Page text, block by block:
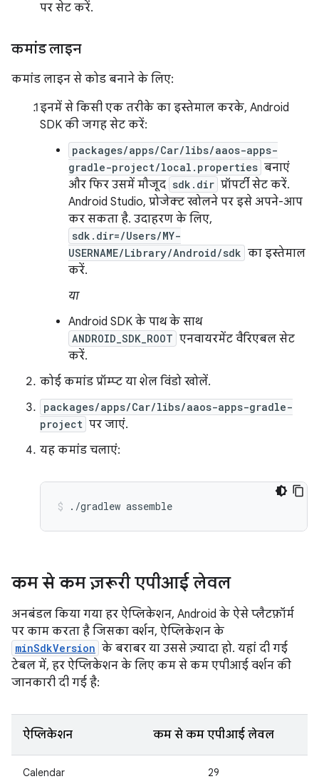
पर सेट करें.
कमांड लाइन
कमांड लाइन से कोड बनाने के लिए:
इनमें से किसी एक तरीके का इस्तेमाल करके, Android
SDK की जगह सेट करें:
packages/apps/Car/libs/aaos-apps-
gradle-project/local.properties बनाएं
और फिर उसमें मौजूद sdk.dir प्रॉपर्टी सेट करें.
Android Studio, प्रोजेक्ट खोलने पर इसे अपने-आप
कर सकता है. उदाहरण के लिए,
sdk.dir=/Users/MY-
USERNAME/Library/Android/sdk का इस्तेमाल
करें.
या
Android SDK के पाथ के साथ
ANDROID_SDK_ROOT एनवायरमेंट वैरिएबल सेट
करें.
कोई कमांड प्रॉम्प्ट या शेल विंडो खोलें.
packages/apps/Car/libs/aaos-apps-gradle-
project पर जाएं.
यह कमांड चलाएं:
./gradlew assemble
कम से कम ज़रूरी एपीआई लेवल
अनबंडल किया गया हर ऐप्लिकेशन, Android के ऐसे प्लैटफ़ॉर्म
पर काम करता है जिसका वर्शन, ऐप्लिकेशन के
minSdkVersion के बराबर या उससे ज़्यादा हो. यहां दी गई
टेबल में, हर ऐप्लिकेशन के लिए कम से कम एपीआई वर्शन की
जानकारी दी गई है:
ऐप्लिकेशन कम से कम एपीआई लेवल
Calendar 29